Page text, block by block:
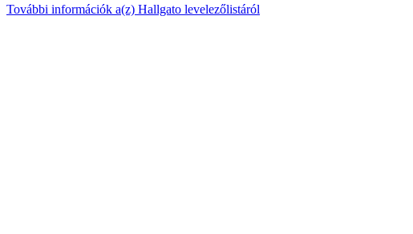
További információk a(z) Hallgato levelezőlistáról